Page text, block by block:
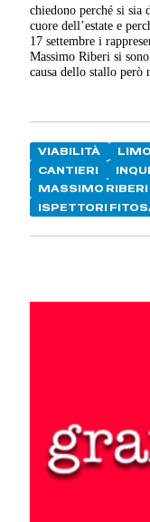
chiedono perché si
cuore dell’estate e
17 settembre i
Massimo Riberi si
causa dello stallo però
VIABILITÀ
CANTIERI
MASSIMO RIBERI
ISPETTORI